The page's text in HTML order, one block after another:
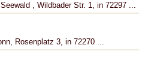
, Wildbader Str. 1, in 72297 ...
Rosenplatz 3, in 72270 ...